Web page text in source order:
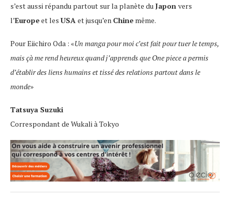
s’est aussi répandu partout sur la planète du Japon vers
l’Europeet les USA et jusqu’en Chine même.
Pour Eiichiro Oda : «Un manga pour moi c’est fait pour tuer le temps,
mais çà me rend heureux quand j’apprends que One piecea permis
d’établir des liens humains et tissé des relations partout dans le
monde»
Tatsuya Suzuki
Correspondant de Wukali à Tokyo